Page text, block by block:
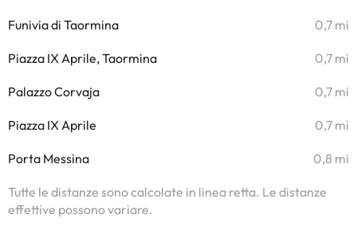
Funivia di Taormina 0,7 mi
Piazza IX Aprile, Taormina 0,7 mi
Palazzo Corvaja 0,7 mi
Piazza IX Aprile 0,7 mi
Porta Messina 0,8 mi
Tutte le distanze sono calcolate in linea retta. Le distanze
effettive possono variare.